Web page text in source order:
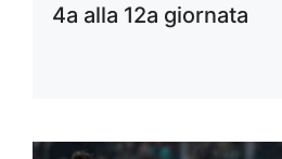
4a alla 12a giornata